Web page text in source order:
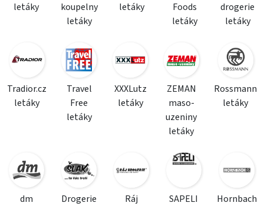
letáky
koupelny
letáky
letáky
Foods
letáky
drogerie
letáky
Tradior.cz
letáky
Travel
Free
letáky
XXXLutz
letáky
ZEMAN
maso-
uzeniny
letáky
Rossmann
letáky
dm
Drogerie
Ráj
SAPELI
Hornbach